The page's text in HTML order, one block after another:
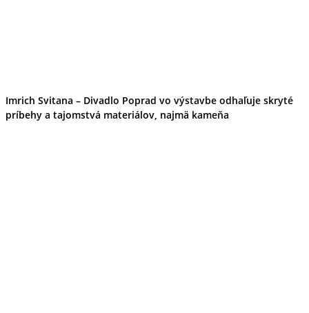
Kultúra a tradície
Kúpele
Imrich Svitana – Divadlo Poprad vo výstavbe odhaľuje skryté
príbehy a tajomstvá materiálov, najmä kameňa